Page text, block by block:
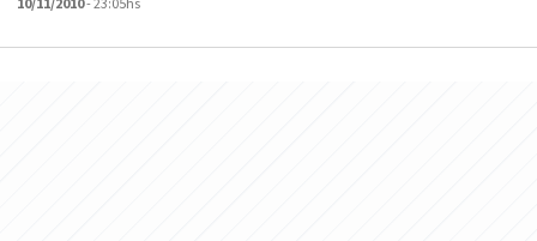
10/11/2010- 23:05hs